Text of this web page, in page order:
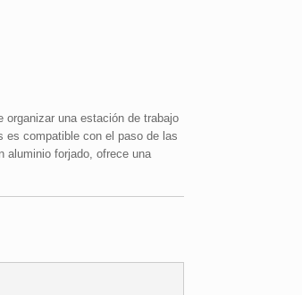
organizar una estación de trabajo
es compatible con el paso de las
aluminio forjado, ofrece una